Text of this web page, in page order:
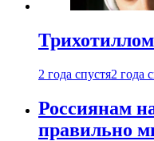
2 года спустя2 года
Россиянам
правильно